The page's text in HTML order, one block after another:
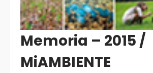
Memoria – 2015 /
MiAMBIENTE